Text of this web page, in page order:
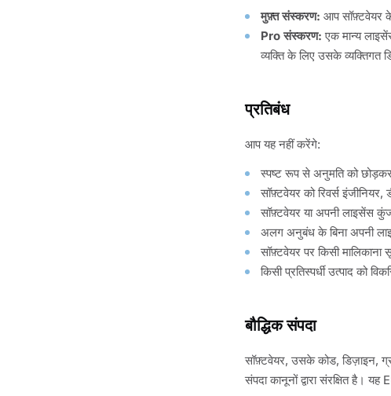
मुफ़्त संस्करण: आप सॉफ़्टवेयर
Pro संस्करण: एक मान्य
व्यक्ति के लिए उसके व्यक्तिगत
प्रतिबंध
आप यह नहीं करेंगे:
स्पष्ट रूप से अनुमति को छोड़कर
सॉफ़्टवेयर को रिवर्स
सॉफ़्टवेयर या अपनी लाइसेंस
अलग अनुबंध के बिना अपनी
सॉफ़्टवेयर पर किसी मालिकाना
किसी प्रतिस्पर्धी उत्पाद को
बौद्धिक संपदा
सॉफ़्टवेयर, उसके कोड, डिज़ाइन,
संपदा कानूनों द्वारा संरक्षित है।